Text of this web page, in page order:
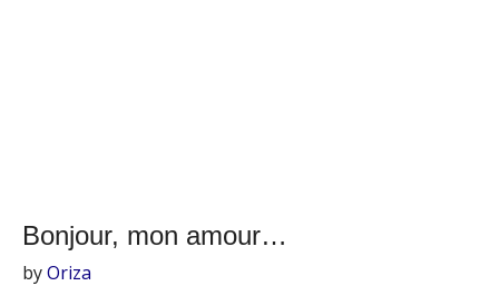
Bonjour, mon amour…
byOriza